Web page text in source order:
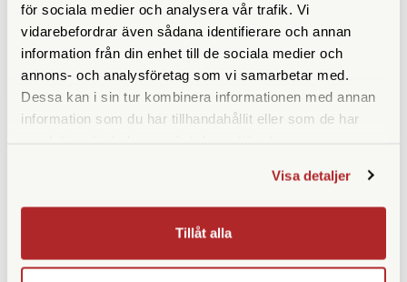
för sociala medier och analysera vår trafik. Vi
vidarebefordrar även sådana identifierare och annan
information från din enhet till de sociala medier och
annons- och analysföretag som vi samarbetar med.
Dessa kan i sin tur kombinera informationen med annan
information som du har tillhandahållit eller som de har
Visa detaljer
Tillåt alla
Røde SC4
SanDisk USB-minne 3.0 Ultra
64GB 100MB/s